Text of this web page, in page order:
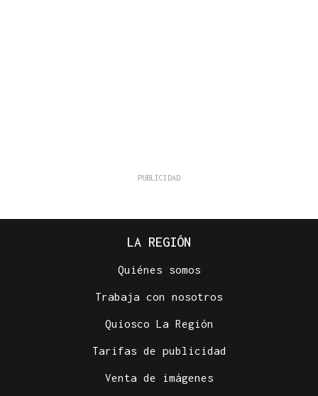
LA REGIÓN
Quiénes somos
Trabaja con nosotros
Quiosco La Región
Tarifas de publicidad
Venta de imágenes